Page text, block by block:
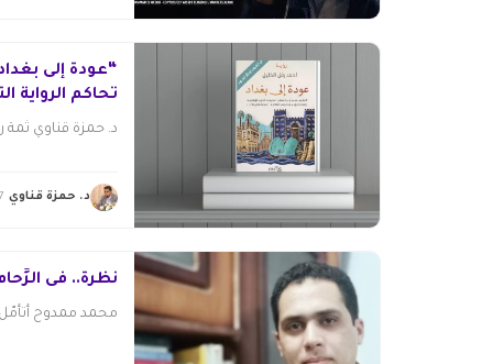
“عودة إلى
تحاكم الرواية
د. حمزة قناوي ثمة
د. حمزة قناوي 7
نظرة.. فى
محمد ممدوح